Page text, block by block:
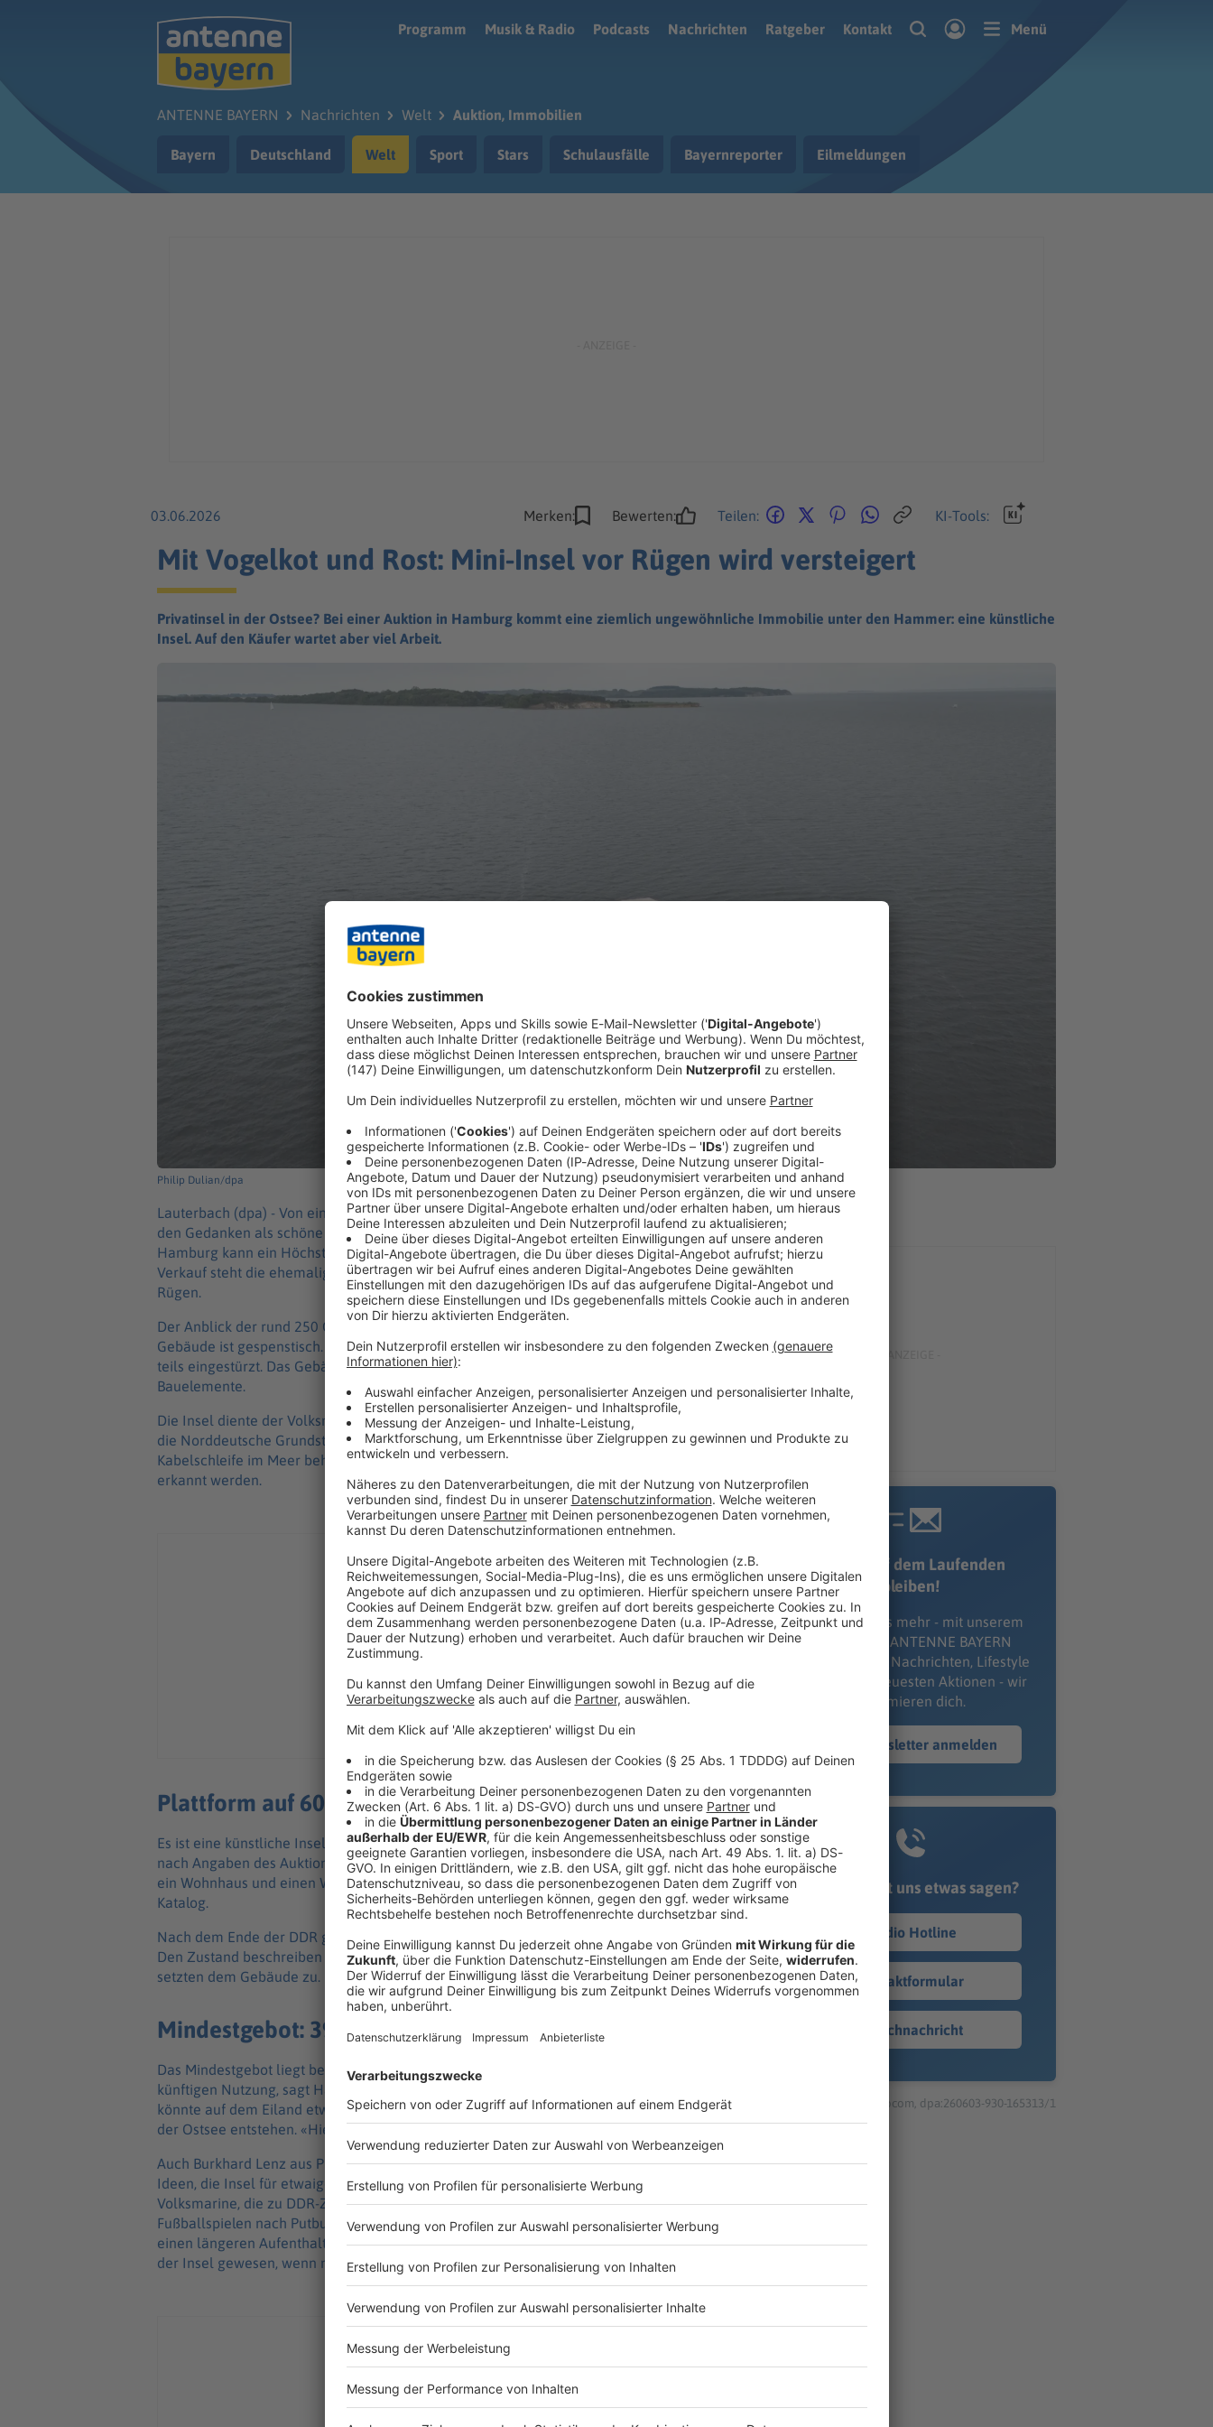
Programm
Musik & Radio Podcasts Nachrichten Ratgeber Kontakt Menü
ANTENNE BAYERN Nachrichten Welt Auktion, Immobilien
Bayern Deutschland Welt Sport Stars Schulausfälle Bayernreporter Eilmeldungen
03.06.2026 Merken: Bewerten: Teilen: KI-Tools:
Mit Vogelkot und Rost: Mini-Insel vor Rügen wird versteigert
Privatinsel in der Ostsee? Bei einer Auktion in Hamburg kommt eine ziemlich ungewöhnliche Immobilie unter den Hammer: eine künstliche
Insel. Auf den Käufer wartet aber viel Arbeit.
Philip Dulian/dpa
Lauterbach (dpa) - Von einer eigenen Südseeinsel haben wohl schon viele geträumt - und
den Gedanken als schöne Utopie gleich wieder abgetan. Bei einer Auktion am 4. Juni in
Hamburg kann ein Höchstbietender ihm nun aber nahe kommen, wenn auch anders: Zum
Verkauf steht die ehemalige DDR-Militärstation Ostervilm in der Ostsee, südöstlich der Insel
Rügen.
Der Anblick der rund 250 Quadratmeter großen Plattform im Greifswalder Bodden samt
Gebäude ist gespenstisch. Türen und Fenster sind aus den Angeln gerissen, die Holzdielen
teils eingestürzt. Das Gebäude mit Grünspan und Vogelkot übersät, dazwischen rostende
Bauelemente.
Die Insel diente der Volksmarine der DDR als sogenannte Entmagnetisierungsstation, wie
die Norddeutsche Grundstücksauktionen AG mitteilt. Marineschiffe seien hier über eine
Kabelschleife im Meer behandelt worden, damit sie nicht von Seeminen mit Magnetzündern
erkannt werden.
Plattform auf 600 Holzpfählen
Es ist eine künstliche Insel in einer Wassertiefe von etwa zehn Metern. Errichtet wurde sie
nach Angaben des Auktionshauses 1954 auf rund 600 Holzpfählen. Auf der Plattform gab es
ein Wohnhaus und einen Waschraum, «spartanisch aber funktional», heißt es dazu im
Katalog.
Nach dem Ende der DDR geriet die Insel trotz wechselnder Besitzer immer mehr in Verfall.
Den Zustand beschreiben die Auktionatoren als «marode». Natur, Vogelkot und Vandalismus
setzten dem Gebäude zu. Es gibt Setzungsrisse.
Mindestgebot: 39.000 Euro
Das Mindestgebot liegt bei 39.000 Euro. Einige Interessenten hätten schon Ideen zur
künftigen Nutzung, sagt Hanna Scheibeler, Sachbearbeiterin des Auktionshauses. Demnach
könnte auf dem Eiland etwa ein Kasino, eine Hochzeitslocation oder eine abgelegene Bar in
der Ostsee entstehen. «Hier sind der Kreativität keine Grenzen gesetzt», sagt sie.
Auch Burkhard Lenz aus Putbus auf Rügen hatte nach dem Ende der DDR mit einem Freund
Ideen, die Insel für etwaige Weiternutzungen umzubauen. Er kannte viele Soldaten der
Volksmarine, die zu DDR-Zeiten auf der geheimen Insel gearbeitet haben und zum
Fußballspielen nach Putbus gekommen sind, wie er erzählt. Die Einrichtung sei nicht für
einen längeren Aufenthalt gedacht gewesen. Meist seien die Soldaten nur einzelne Tage auf
der Insel gewesen, wenn mehr zu tun war, auch mehrere Tage.
Immer auf dem Laufenden
bleiben!
Verpass' nichts mehr - mit unserem
kostenlosen ANTENNE BAYERN
Newsletter. Ob Nachrichten, Lifestyle
oder unsere neuesten Aktionen - wir
informieren dich.
Zum Newsletter anmelden
Du möchtest uns etwas sagen?
Studio Hotline
Kontaktformular
Sprachnachricht
© dpa-infocom, dpa:260603-930-165313/1